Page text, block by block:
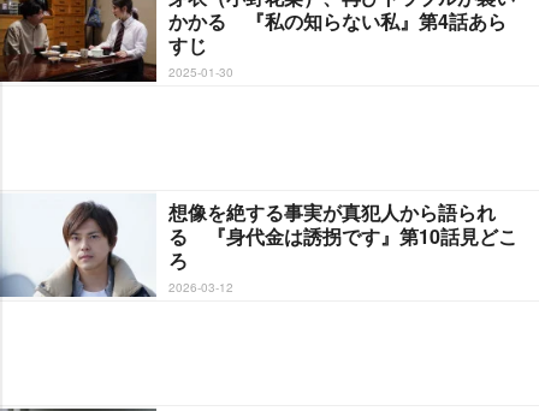
かかる 『私の知らない私』第4話あら
すじ
2025-01-30
想像を絶する事実が真犯人から語られ
る 『身代金は誘拐です』第10話見どこ
ろ
2026-03-12